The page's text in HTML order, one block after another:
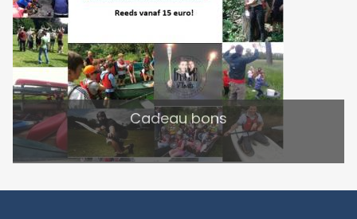
Cadeau bons